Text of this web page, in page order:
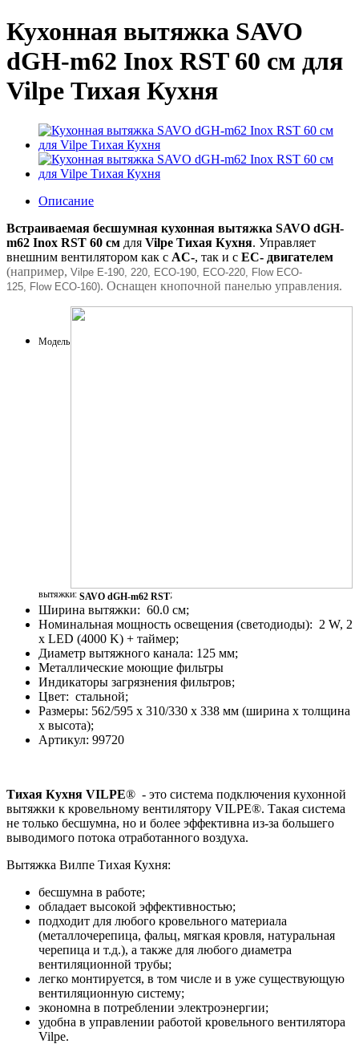
Кухонная вытяжка SAVO
dGH-m62 Inox RST 60 см для
Vilpe Тихая Кухня
Описание
Встраиваемая бесшумная кухонная вытяжка SAVO dGH-
m62 Inox RST 60 см для Vilpe Тихая Кухня. Управляет
внешним вентилятором как c AC-, так и с EC- двигателем
(например, Vilpe E-190, 220, ECO-190, ECO-220, Flow ECO-
125,
Flow ECO-160). Оснащен кнопочной панелью управления.
Модель
вытяжки: SAVO dGH-m62 RST;
Ширина вытяжки: 60.0 см;
Номинальная мощность освещения (светодиоды): 2 W, 2
x LED (4000 K) + таймер;
Диаметр вытяжного канала: 125 мм;
Металлические моющие фильтры
Индикаторы загрязнения фильтров;
Цвет: стальной;
Размеры: 562/595 x 310/330 x 338 мм (ширина х толщина
х высота);
Артикул: 99720
Тихая Кухня VILPE® - это система подключения кухонной
вытяжки к кровельному вентилятору VILPE®. Такая система
не только бесшумна, но и более эффективна из-за большего
выводимого потока отработанного воздуха.
Вытяжка Вилпе Тихая Кухня:
бесшумна в работе;
обладает высокой эффективностью;
подходит для любого кровельного материала
(металлочерепица, фальц, мягкая кровля, натуральная
черепица и т.д.), а также для любого диаметра
вентиляционной трубы;
легко монтируется, в том числе и в уже существующую
вентиляционную систему;
экономна в потреблении электроэнергии;
удобна в управлении работой кровельного вентилятора
Vilpe.